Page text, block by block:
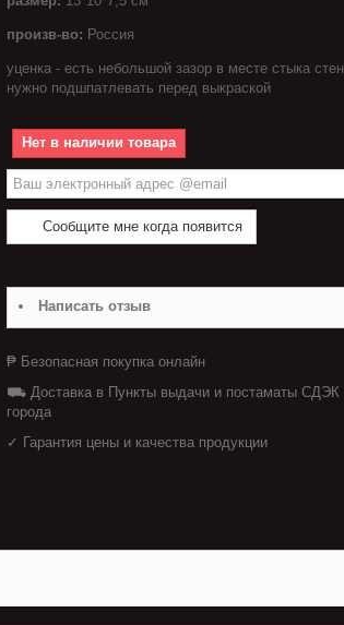
произв-во: Россия
уценка - есть небольшой зазор в месте стыка
нужно подшпатлевать перед выкраской
Нет в наличии товара
Сообщите мне когда появится
Написать отзыв
₱ Безопасная покупка онлайн
⛟ Доставка в Пункты выдачи и постаматы СДЭК
города
✓ Гарантия цены и качества продукции